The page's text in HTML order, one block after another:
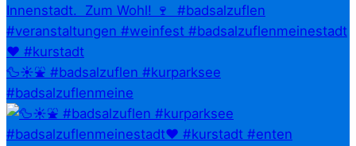
🦆☀️⛲ #badsalzuflen #kurparksee
#badsalzuflenmeine